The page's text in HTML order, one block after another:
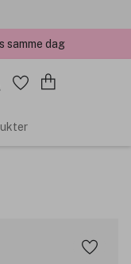
samme dag